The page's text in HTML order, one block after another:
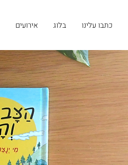
אירועים בלוג כתבו עלינו